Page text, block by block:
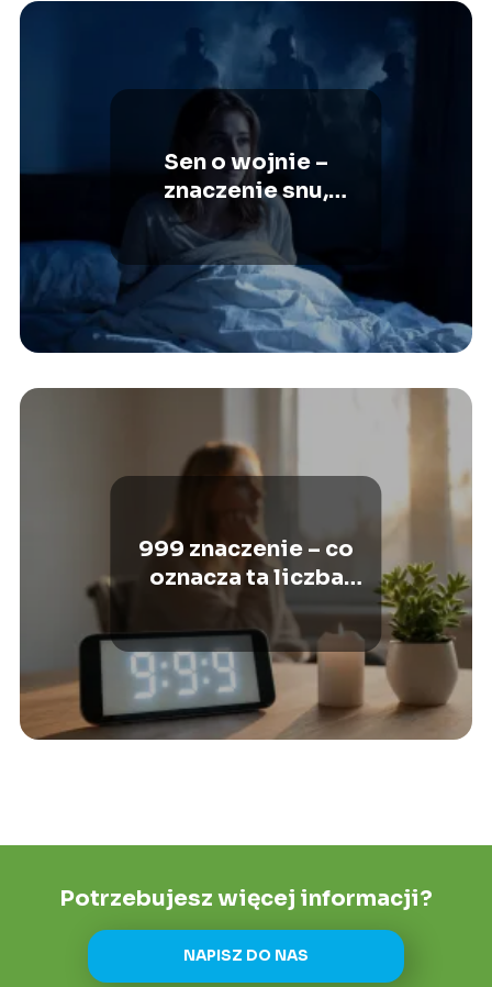
Sen o wojnie –
znaczenie snu,
interpretacje,
symbolika
999 znaczenie – co
oznacza ta liczba
anielska?
Potrzebujesz więcej informacji?
NAPISZ DO NAS